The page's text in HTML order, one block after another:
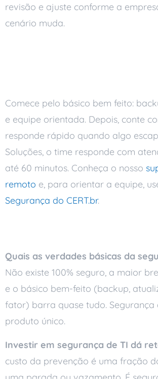
revisão e ajuste conforme a
cenário muda.
Comece pelo básico bem feito:
e equipe orientada. Depois, conte
responde rápido quando algo
Soluções, o time responde com
até 60 minutos. Conheça o nosso
remoto e, para orientar a equipe,
Segurança do CERT.br.
Quais as verdades básicas da
Não existe 100% seguro, a maior
e o básico bem-feito (backup,
fator) barra quase tudo. Segurança
produto único.
Investir em segurança de TI dá
custo da prevenção é uma fração